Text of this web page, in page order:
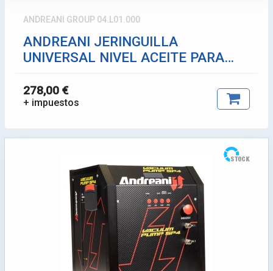
ANDREANI GROUP 04.L01.000
ANDREANI JERINGUILLA
UNIVERSAL NIVEL ACEITE PARA
278,00 €
+ impuestos